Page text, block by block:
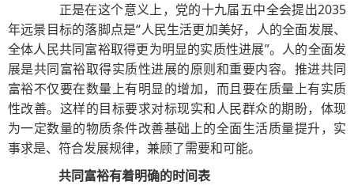
正是在这个意义上，党的十九届五中全会提出2035
年远景目标的落脚点是“人民生活更加美好，人的全面发展、
全体人民共同富裕取得更为明显的实质性进展”。人的全面发
展是共同富裕取得实质性进展的原则和重要内容。推进共同
富裕不仅要在数量上有明显的增加，而且要在质量上有实质
性改善。这样的目标要求对标现实和人民群众的期盼，体现
为一定数量的物质条件改善基础上的全面生活质量提升，实
事求是、符合发展规律，兼顾了需要和可能。
共同富裕有着明确的时间表